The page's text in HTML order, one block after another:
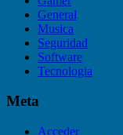
General
Musica
Seguridad
Software
Tecnologia
Meta
Acceder